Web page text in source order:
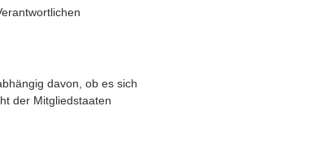
davon, ob es sich
der Mitgliedstaaten